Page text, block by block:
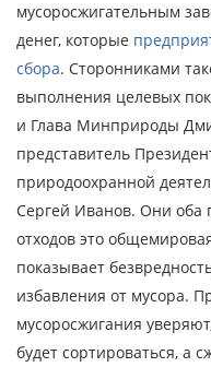
мусоросжигательным
денег, которые
сбора. Сторонниками
выполнения целевых
и Глава Минприроды
представитель
природоохранной
Сергей Иванов. Они оба
отходов это
показывает
избавления от мусора.
мусоросжигания
будет сортироваться, а